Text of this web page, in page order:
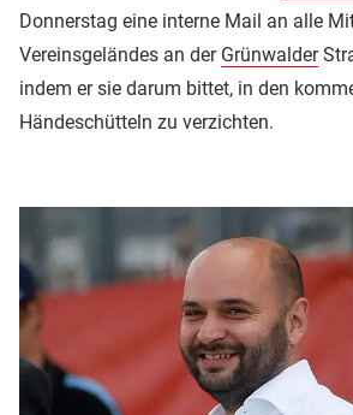
Donnerstag eine interne Mail an alle
Vereinsgeländes an der Grünwalder
indem er sie darum bittet, in den
Händeschütteln zu verzichten.